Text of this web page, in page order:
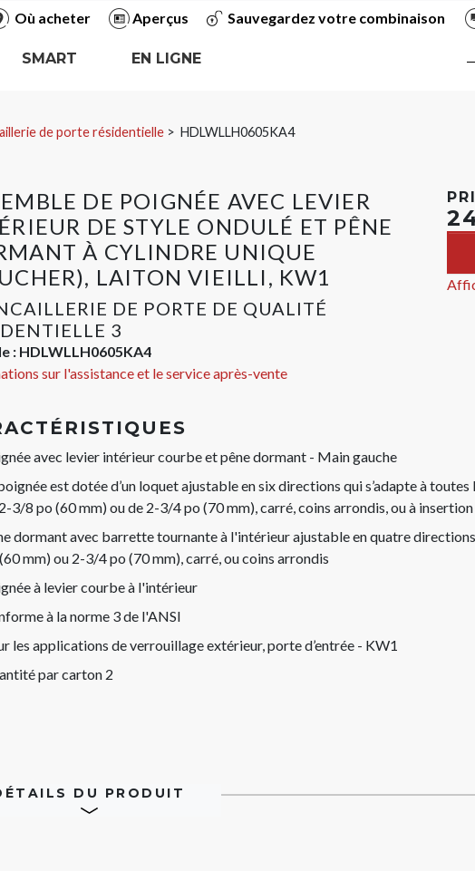
Où acheter Aperçus Sauvegardez votre combinaison
SMART
EN LIGNE
de porte résidentielle HDLWLLH0605KA4
DE POIGNÉE AVEC LEVIER
DE STYLE ONDULÉ ET PÊNE
À CYLINDRE UNIQUE
LAITON VIEILLI, KW1
DE PORTE DE QUALITÉ
3
: HDLWLLH0605KA4
sur l'assistance et le service après-vente
avec levier intérieur courbe et pêne dormant - Main gauche
est dotée d’un loquet ajustable en six directions qui s’adapte à
3/8 po (60 mm) ou de 2-3/4 po (70 mm), carré, coins arrondis, ou à insertion
dormant avec barrette tournante à l'intérieur ajustable en quatre
mm) ou 2-3/4 po (70 mm), carré, ou coins arrondis
à levier courbe à l'intérieur
à la norme 3 de l'ANSI
les applications de verrouillage extérieur, porte d’entrée - KW1
par carton 2
DU PRODUIT